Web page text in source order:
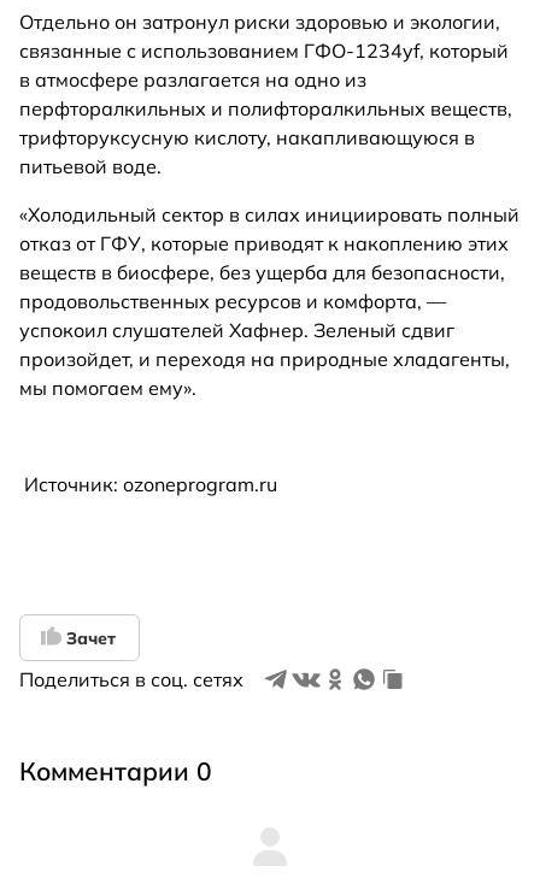
Отдельно он затронул риски здоровью и экологии,
связанные с использованием ГФО-1234yf, который
в атмосфере разлагается на одно из
перфторалкильных и полифторалкильных веществ,
трифторуксусную кислоту, накапливающуюся в
питьевой воде.
«Холодильный сектор в силах инициировать полный
отказ от ГФУ, которые приводят к накоплению этих
веществ в биосфере, без ущерба для безопасности,
продовольственных ресурсов и комфорта, —
успокоил слушателей Хафнер. Зеленый сдвиг
произойдет, и переходя на природные хладагенты,
мы помогаем ему».
Источник: ozoneprogram.ru
Зачет
Поделиться в соц. сетях
Комментарии 0